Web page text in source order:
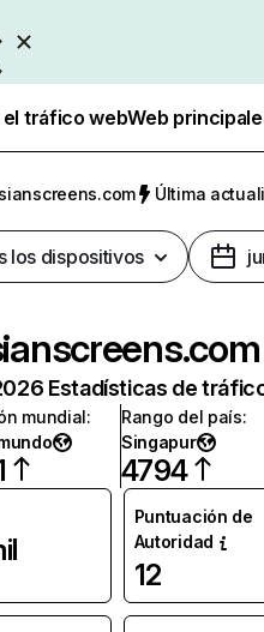
tráfico webWeb
Última
los dispositivos
Estadísticas de
mundial:
Rango del país:
Singapur
4794
Puntuación de
Autoridad
12